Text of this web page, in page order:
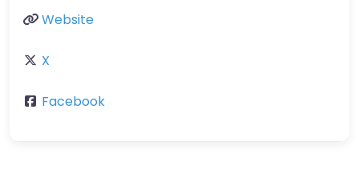
Website
X
Facebook